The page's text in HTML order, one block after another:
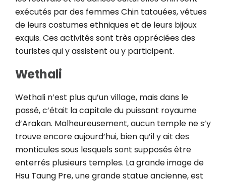
exécutés par des femmes Chin tatouées, vêtues
de leurs costumes ethniques et de leurs bijoux
exquis. Ces activités sont très appréciées des
touristes qui y assistent ou y participent.
Wethali
Wethali n’est plus qu’un village, mais dans le
passé, c’était la capitale du puissant royaume
d’Arakan. Malheureusement, aucun temple ne s’y
trouve encore aujourd’hui, bien qu’il y ait des
monticules sous lesquels sont supposés être
enterrés plusieurs temples. La grande image de
Hsu Taung Pre, une grande statue ancienne, est